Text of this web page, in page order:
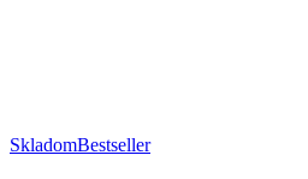
SkladomBestseller